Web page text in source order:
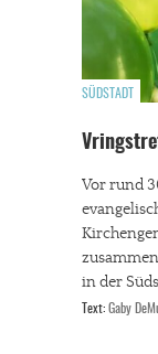
SÜDSTADT
Vor rund
in der
Text: Gaby